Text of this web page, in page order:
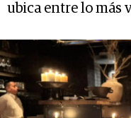
ubica entre lo más